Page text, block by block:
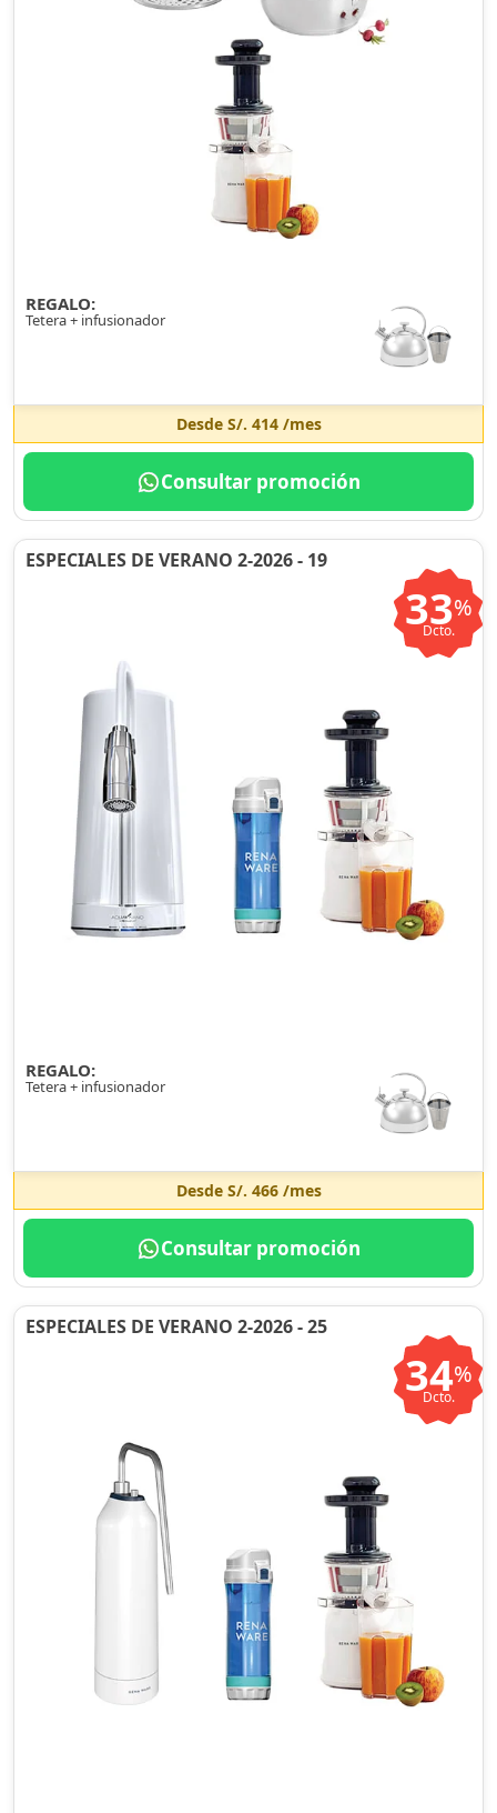
REGALO:
Tetera + infusionador
Desde S/. 414/mes
Consultar promoción
ESPECIALES DE VERANO 2-2026 - 19
33%
Dcto.
REGALO:
Tetera + infusionador
Desde S/. 466/mes
Consultar promoción
ESPECIALES DE VERANO 2-2026 - 25
34%
Dcto.